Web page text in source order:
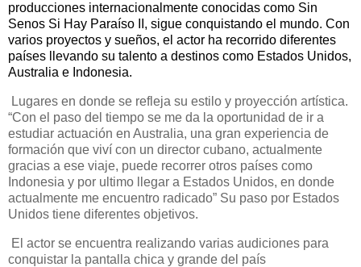
producciones internacionalmente conocidas como Sin
Senos Si Hay Paraíso II, sigue conquistando el mundo. Con
varios proyectos y sueños, el actor ha recorrido diferentes
países llevando su talento a destinos como Estados Unidos,
Australia e Indonesia.
Lugares en donde se refleja su estilo y proyección artística.
“Con el paso del tiempo se me da la oportunidad de ir a
estudiar actuación en Australia, una gran experiencia de
formación que viví con un director cubano, actualmente
gracias a ese viaje, puede recorrer otros países como
Indonesia y por ultimo llegar a Estados Unidos, en donde
actualmente me encuentro radicado” Su paso por Estados
Unidos tiene diferentes objetivos.
El actor se encuentra realizando varias audiciones para
conquistar la pantalla chica y grande del país